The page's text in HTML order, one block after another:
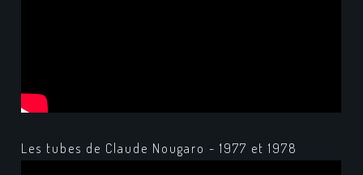
Les tubes de Claude Nougaro - 1977 et 1978